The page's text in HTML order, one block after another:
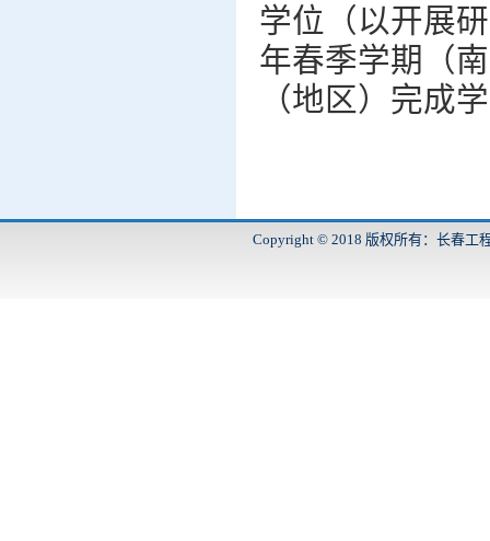
学位（以开展
年春季学期（
（地区）完成
Copyright © 2018 版权所有：长春工